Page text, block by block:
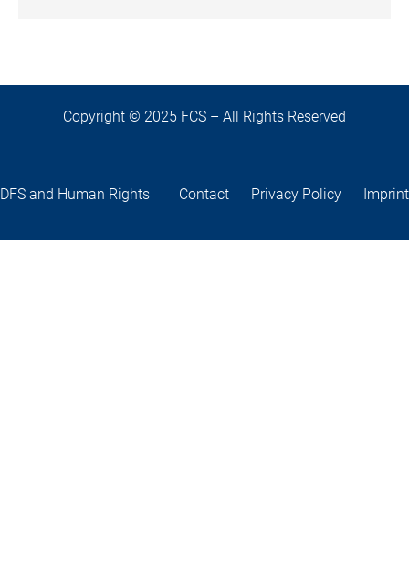
Copyright © 2025 FCS – All Rights Reserved
DFS and Human Rights Contact Privacy Policy Imprint